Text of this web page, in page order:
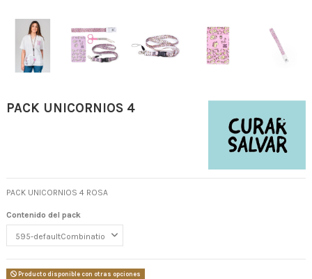
PACK UNICORNIOS 4
PACK UNICORNIOS 4 ROSA
Contenido del pack
Producto disponible con otras opciones